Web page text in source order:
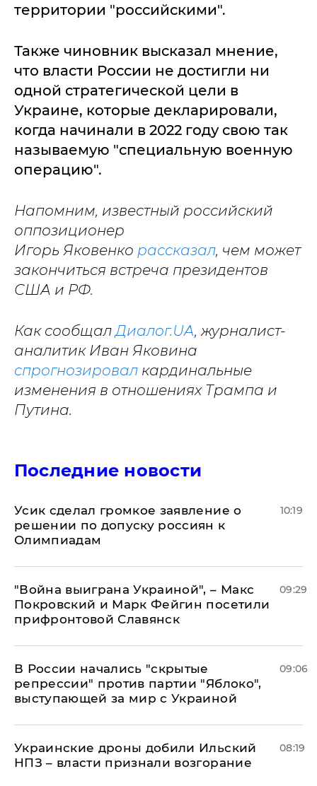
территории "российскими".
Также чиновник высказал мнение,
что власти России не достигли ни
одной стратегической цели в
Украине, которые декларировали,
когда начинали в 2022 году свою так
называемую "специальную военную
операцию".
Напомним, известный российский
оппозиционер
Игорь Яковенко рассказал, чем может
закончиться встреча президентов
США и РФ.
Как сообщал Диалог.UA, журналист-
аналитик Иван Яковина
спрогнозировал кардинальные
изменения в отношениях Трампа и
Путина.
Последние новости
Усик сделал громкое заявление о
решении по допуску россиян к
Олимпиадам
10:19
"Война выиграна Украиной", – Макс
Покровский и Марк Фейгин посетили
прифронтовой Славянск
09:29
В России начались "скрытые
репрессии" против партии "Яблоко",
выступающей за мир с Украиной
09:06
Украинские дроны добили Ильский
НПЗ – власти признали возгорание
08:19